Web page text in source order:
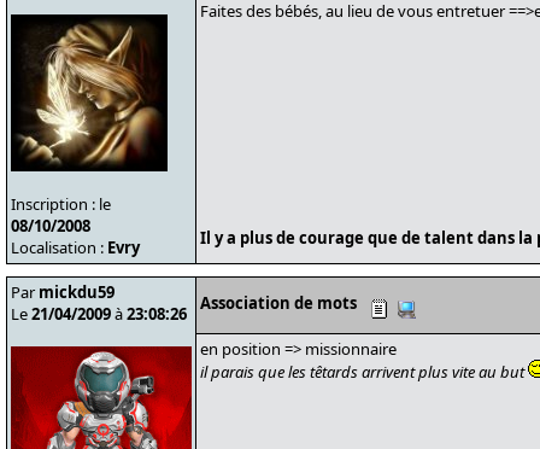
Inscription : le
08/10/2008
Localisation : Evry
Faites des bébés, au lieu de vous entretuer
Il y a plus de courage que de talent dans
Par mickdu59
Le21/04/2009à23:08:26 Association de mots
en position => missionnaire
il parais que les têtards arrivent plus vite au but